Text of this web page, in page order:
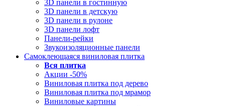
3D панели в гостинную
3D панели в детскую
3D панели в рулоне
3D панели лофт
Панели-рейки
Звукоизоляционные панели
Самоклеющаяся виниловая плитка
Вся плитка
Акции -50%
Виниловая плитка под дерево
Виниловая плитка под мрамор
Виниловые картины